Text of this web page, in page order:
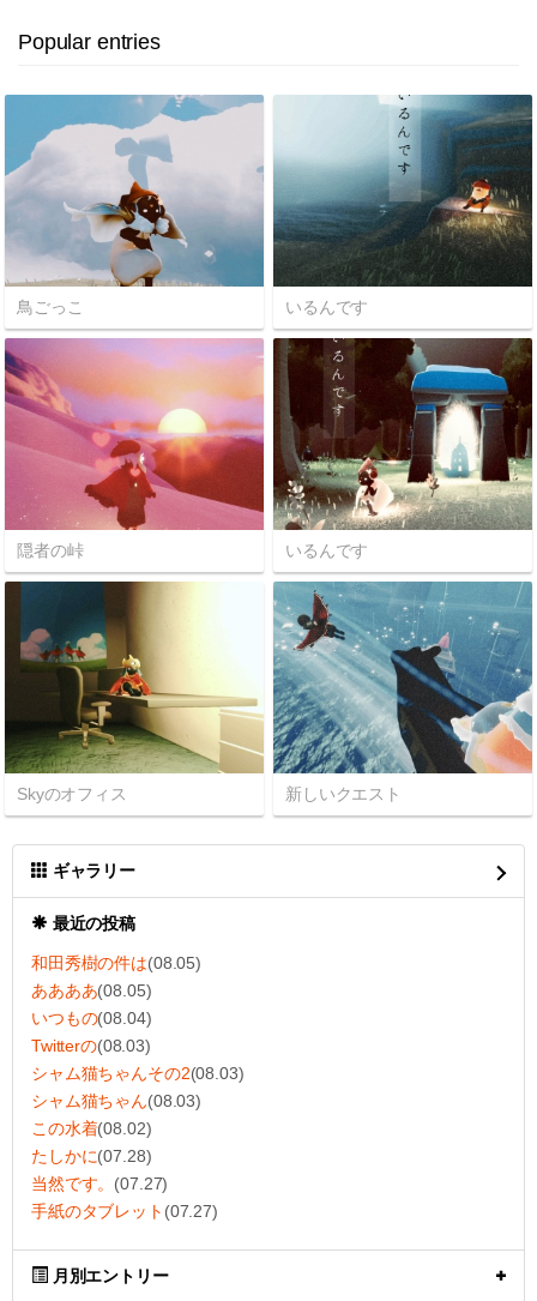
Popular entries
鳥ごっこ いるんです
隠者の峠 いるんです
Skyのオフィス 新しいクエスト
ギャラリー
最近の投稿
和田秀樹の件は(08.05)
ああああ(08.05)
いつもの(08.04)
Twitterの(08.03)
シャム猫ちゃんその2(08.03)
シャム猫ちゃん(08.03)
この水着(08.02)
たしかに(07.28)
当然です。 (07.27)
手紙のタブレット (07.27)
月別エントリー